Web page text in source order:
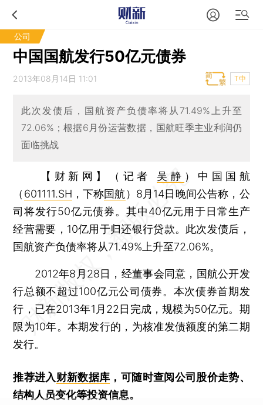
公司
中国国航发行50亿元债券
2013年08月14日 11:01 T中
此次发债后，国航资产负债率将从71.49%上升至
72.06%；根据6月份运营数据，国航旺季主业利润仍
面临挑战
【财新网】（记者 吴静 ） 中国国航
（ 601111.SH ，下称国航 ）8月14日晚间公告称，公
司将发行50亿元债券。其中40亿元用于日常生产
经营需要，10亿用于归还银行贷款。此次发债后，
国航资产负债率将从71.49%上升至72.06%。
2012年8月28日，经董事会同意，国航公开发
行总额不超过100亿元公司债券。本次债券首期发
行，已在2013年1月22日完成，规模为50亿元。期
限为10年。本期发行的，为核准发债额度的第二期
发行。
推荐进入财新数据库 ，可随时查阅公司股价走势、
结构人员变化等投资信息。